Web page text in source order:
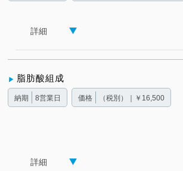
詳細
脂肪酸組成
納期 8営業日 価格 （税別）｜￥16,500
詳細